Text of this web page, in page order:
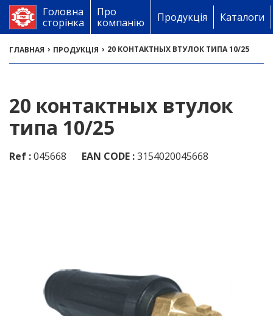
Головна
сторінка
Про
компанію
Продукція Каталоги
ГЛАВНАЯ › ПРОДУКЦІЯ › 20 КОНТАКТНЫХ ВТУЛОК ТИПА 10/25
20 контактных втулок
типа 10/25
Ref :045668 EAN CODE :3154020045668